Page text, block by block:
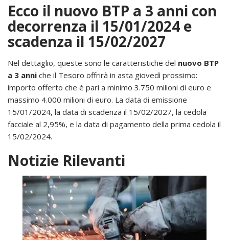
Ecco il nuovo BTP a 3 anni con
decorrenza il 15/01/2024 e
scadenza il 15/02/2027
Nel dettaglio, queste sono le caratteristiche del nuovo BTP
a 3 anni che il Tesoro offrirà in asta giovedì prossimo:
importo offerto che è pari a minimo 3.750 milioni di euro e
massimo 4.000 milioni di euro. La data di emissione
15/01/2024, la data di scadenza il 15/02/2027, la cedola
facciale al 2,95%, e la data di pagamento della prima cedola il
15/02/2024.
Notizie Rilevanti